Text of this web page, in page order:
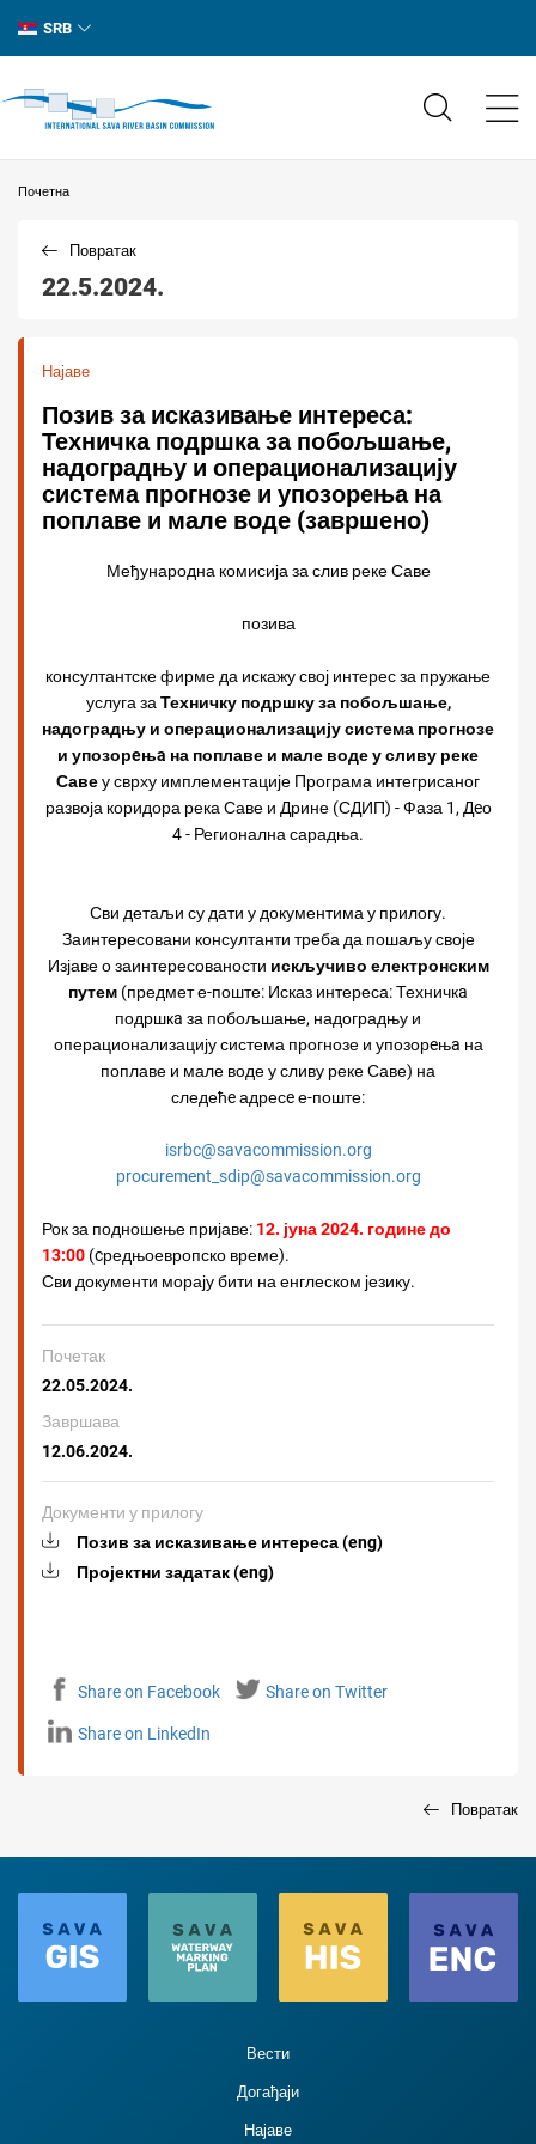
SRB
Почетна
22.5.2024.
Повратак
Најаве
Позив за исказивање интереса:
Техничка подршка за побољшање,
надоградњу и операционализацију
система прогнозе и упозорења на
поплаве и мале воде (завршено)
Међународна комисија за слив реке Саве
позива
консултантске фирме да искажу свој интерес за пружање
услуга за Техничку подршку за побољшање,
надоградњу и операционализацију система прогнозе
и упозорeњa на поплаве и мале воде у сливу реке
Савеу сврху имплементације Програма интегрисаног
развоја коридора река Саве и Дрине (СДИП) - Фаза 1, Дeо
4 - Регионална сарадња.
Сви детаљи су дати у документима у прилогу.
Заинтересовани консултанти треба да пошаљу своје
Изјаве о заинтересованости искључиво електронским
путем (предмет е-поште: Исказ интереса: Техничкa
подршкa за побољшање, надоградњу и
операционализацију система прогнозе и упозорeњa на
поплаве и мале воде у сливу реке Саве) на
следећe адресe е-поште:
isrbc@savacommission.org
procurement_sdip@savacommission.org
Рок за подношење пријаве: 12. јуна 2024. године до
13:00 (cредњоевропско време).
Сви документи морају бити на енглеском језику.
Почетак
22.05.2024.
Завршава
12.06.2024.
Документи у прилогу
Позив за исказивање интереса (eng)
Пројектни задатак (eng)
Share on Facebook Share on Twitter
Share on LinkedIn
Повратак
Вести
Догађаји
Најаве